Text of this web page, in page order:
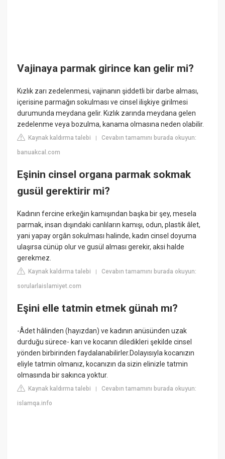
Vajinaya parmak girince kan gelir mi?
Kızlık zarı zedelenmesi, vajinanın şiddetli bir darbe alması,
içerisine parmağın sokulması ve cinsel ilişkiye girilmesi
durumunda meydana gelir. Kızlık zarında meydana gelen
zedelenme veya bozulma, kanama olmasına neden olabilir.
Kaynak kaldırma talebi |Cevabın tamamını burada okuyun:
banuakcal.com
Eşinin cinsel organa parmak sokmak
gusül gerektirir mi?
Kadının fercine erkeğin kamışından başka bir şey, mesela
parmak, insan dışındaki canlıların kamışı, odun, plastik âlet,
yani yapay orgân sokulması halinde, kadın cinsel doyuma
ulaşırsa cünüp olur ve gusül alması gerekir, aksi halde
gerekmez.
Kaynak kaldırma talebi |Cevabın tamamını burada okuyun:
sorularlaislamiyet.com
Eşini elle tatmin etmek günah mı?
-Âdet hâlinden (hayızdan) ve kadının anüsünden uzak
durduğu sürece- karı ve kocanın diledikleri şekilde cinsel
yönden birbirinden faydalanabilirler.Dolayısıyla kocanızın
eliyle tatmin olmanız, kocanızın da sizin elinizle tatmin
olmasında bir sakınca yoktur.
Kaynak kaldırma talebi |Cevabın tamamını burada okuyun:
islamqa.info